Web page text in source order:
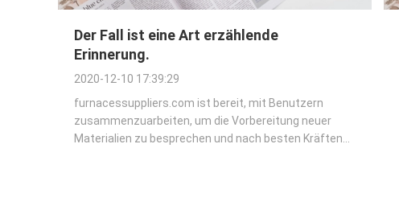
Der Fall ist eine Art erzählende
Erinnerung.
2020-12-10 17:39:29
furnacessuppliers.com ist bereit, mit Benutzern
zusammenzuarbeiten, um die Vorbereitung neuer
Materialien zu besprechen und nach besten Kräften